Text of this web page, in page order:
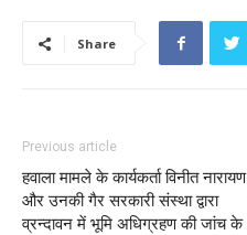
Share
Previous article
हवाला मामले के कार्यकर्ता विनीत नारायण
और उनकी गैर सरकारी संस्था द्वारा
व्रन्दावन में भूमि अधिग्रहण की जांच के